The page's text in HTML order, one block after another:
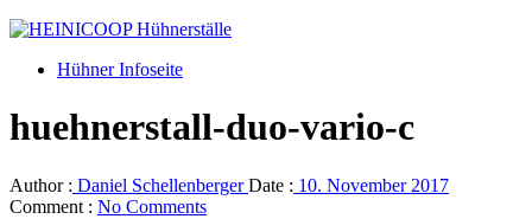
Hühner Infoseite
huehnerstall-duo-vario-c
Author : Daniel SchellenbergerDate : 10. November 2017
Comment : No Comments